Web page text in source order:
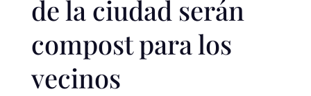
de la ciudad serán
compost para los
vecinos